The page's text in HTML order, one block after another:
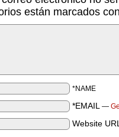
están marcados
*NAME
*EMAIL —
Website